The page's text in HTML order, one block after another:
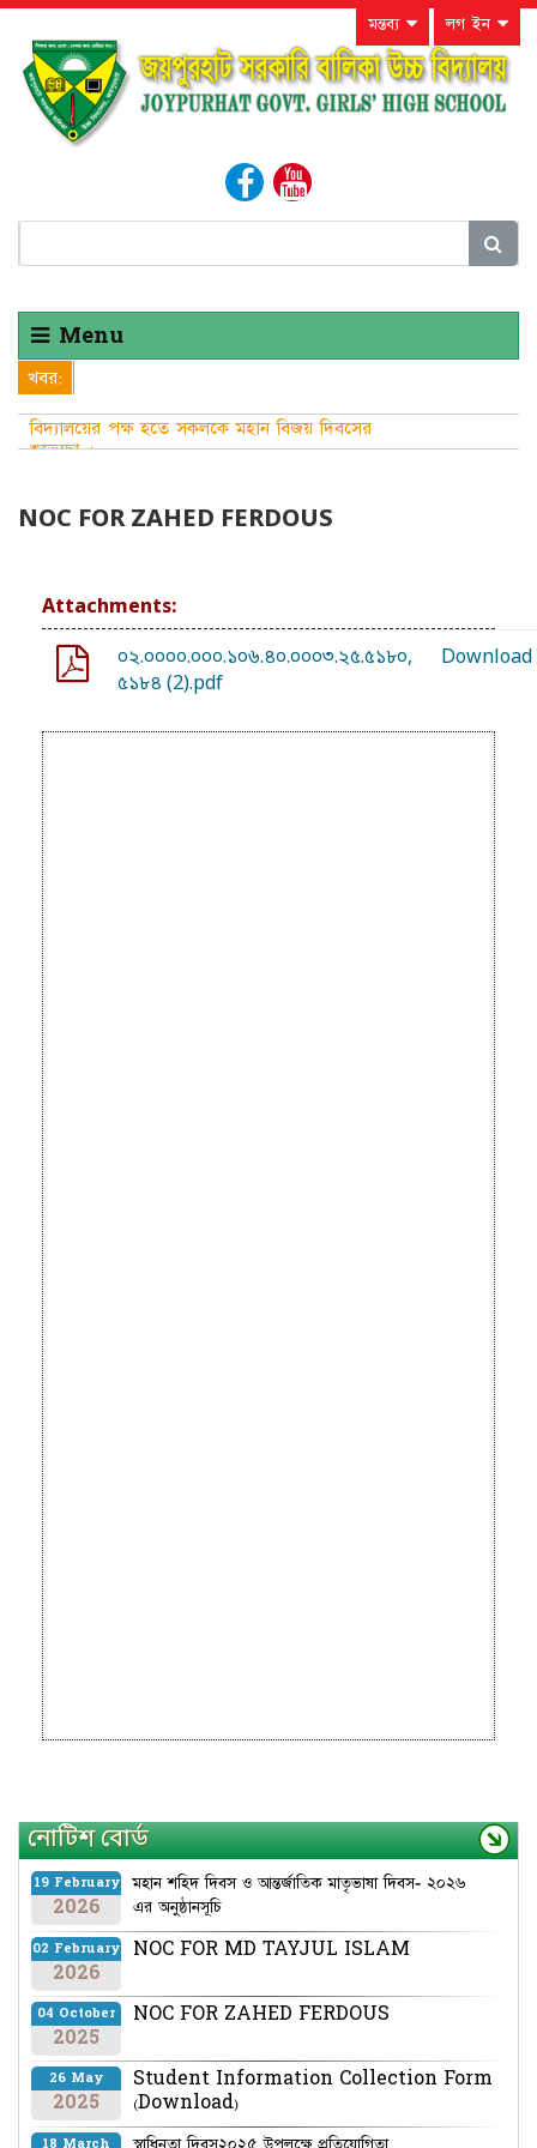
মন্তব্য লগ ইন
Menu
খবর:
বিদ্যালয়ের পক্ষ হতে সকলকে মহান বিজয় দিবসের
শুভেচ্ছা ।
NOC FOR ZAHED FERDOUS
Attachments:
০২.০০০০.০০০.১০৬.৪০.০০০৩.২৫.৫১৮০,
৫১৮৪ (2).pdf
Download
নোটিশ বোর্ড
19 February
2026
মহান শহিদ দিবস ও আন্তর্জাতিক মাতৃভাষা দিবস- ২০২৬
এর অনুষ্ঠানসূচি
02 February
2026
NOC FOR MD TAYJUL ISLAM
04 October
2025
NOC FOR ZAHED FERDOUS
26 May
2025
Student Information Collection Form
(Download)
18 March